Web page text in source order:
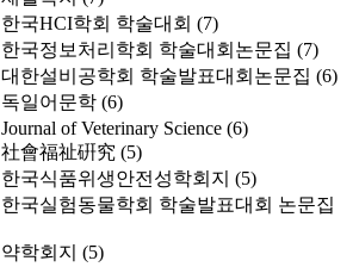
한국HCI학회 학술대회 (7)
한국정보처리학회 학술대회논문집 (7)
대한설비공학회 학술발표대회논문집 (6)
독일어문학 (6)
Journal of Veterinary Science (6)
社會福祉硏究 (5)
한국식품위생안전성학회지 (5)
한국실험동물학회 학술발표대회 논문집
약학회지 (5)